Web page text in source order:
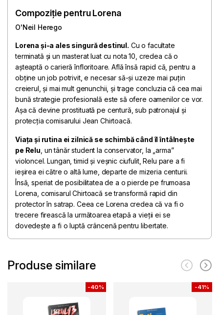
Compoziție pentru Lorena
O'Neil Herego
Lorena și-a ales singură destinul. Cu o facultate
terminată și un masterat luat cu nota 10, credea că o
așteaptă o carieră înfloritoare. Află însă rapid că, pentru a
obține un job potrivit, e necesar să-și uzeze mai puțin
creierul, și mai mult genunchii, și trage concluzia că cea mai
bună strategie profesională este să ofere oamenilor ce vor.
Așa că devine prostituată pe centură, sub patronajul și
protecția comisarului Jean Chirtoacă.
Viața și rutina ei zilnică se schimbă când îl întâlnește
pe Relu, un tânăr student la conservator, la „arma”
violoncel. Lungan, timid și veșnic ciufulit, Relu pare a fi
ieșirea ei către o altă lume, departe de mizeria centurii.
Însă, speriat de posibilitatea de a o pierde pe frumoasa
Lorena, comisarul Chirtoacă se transformă rapid din
protector în satrap. Ceea ce Lorena credea că va fi o
trecere firească la următoarea etapă a vieții ei se
dovedește a fi o luptă crâncenă pentru libertate.
Produse similare
-40% -41%